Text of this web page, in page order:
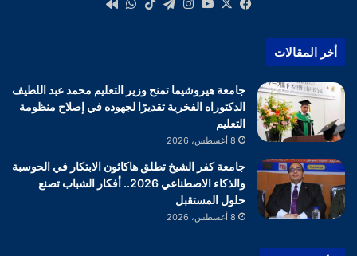
أخر المقالات
جامعة هيروشيما تمنح وزير التعليم محمد عبد اللطيف
الدكتوراه الفخرية تقديرًا لجهوده في إصلاح منظومة
التعليم
8 أغسطس، 2026
جامعة كفر الشيخ تطلق هاكاثون الابتكار في الحوسبة
والذكاء الاصطناعي 2026.. أفكار الشباب تصنع
حلول المستقبل
8 أغسطس، 2026